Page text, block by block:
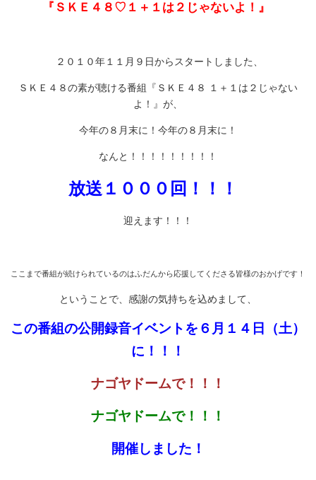
『ＳＫＥ４８♡１＋１は２じゃないよ！』
２０１０年１１月９日からスタートしました、
ＳＫＥ４８の素が聴ける番組『ＳＫＥ４８ １＋１は２じゃない
よ！』が、
今年の８月末に！今年の８月末に！
なんと！！！！！！！！！
放送１０００回！！！
迎えます！！！
ここまで番組が続けられているのはふだんから応援してくださる皆様のおかげです！
ということで、感謝の気持ちを込めまして、
この番組の公開録音イベントを ６月１４日（土）
に！！！
ナゴヤドームで！！！
ナゴヤドームで！！！
開催しました！